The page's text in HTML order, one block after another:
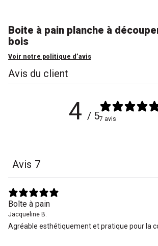
Boite à pain planche à
bois
Voir notre politique d’avis
Avis du client
4 / 57 avis
Avis 7
Boîte à pain
Jacqueline B.
Agréable esthétiquement et pratique pour la